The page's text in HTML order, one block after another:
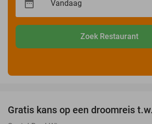
Zoek Restaurant
Gratis kans op een droomreis